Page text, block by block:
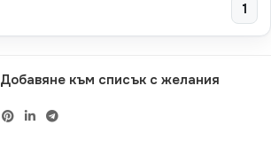
1
Добавяне към списък с желания